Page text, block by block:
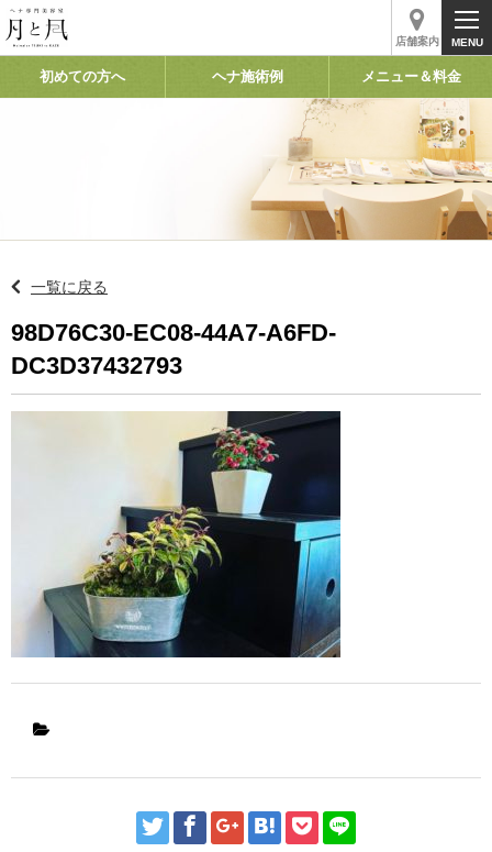
店舗案内
初めての方へ ヘナ施術例 メニュー＆料金
一覧に戻る
98D76C30-EC08-44A7-A6FD-
DC3D37432793